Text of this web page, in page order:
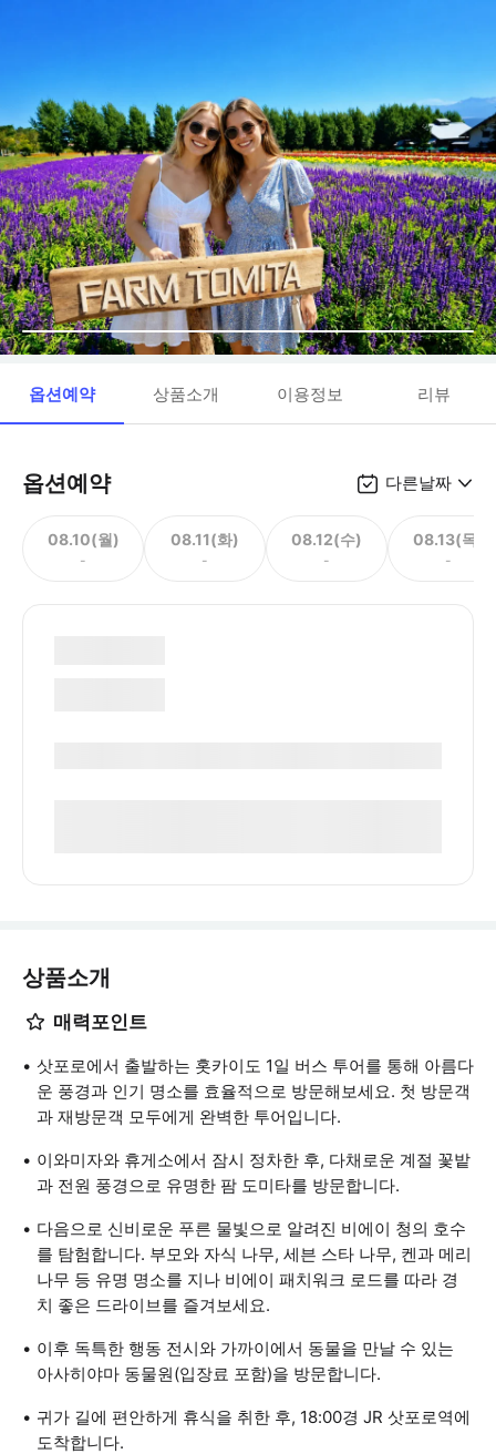
옵션예약 상품소개 이용정보 리뷰
옵션예약 다른날짜
08.10(월)
-
08.11(화)
-
08.12(수)
-
08.13(목)
-
상품소개
매력포인트
삿포로에서 출발하는 홋카이도 1일 버스 투어를 통해 아름다
운 풍경과 인기 명소를 효율적으로 방문해보세요. 첫 방문객
과 재방문객 모두에게 완벽한 투어입니다.
이와미자와 휴게소에서 잠시 정차한 후, 다채로운 계절 꽃밭
과 전원 풍경으로 유명한 팜 도미타를 방문합니다.
다음으로 신비로운 푸른 물빛으로 알려진 비에이 청의 호수
를 탐험합니다. 부모와 자식 나무, 세븐 스타 나무, 켄과 메리
나무 등 유명 명소를 지나 비에이 패치워크 로드를 따라 경
치 좋은 드라이브를 즐겨보세요.
이후 독특한 행동 전시와 가까이에서 동물을 만날 수 있는
아사히야마 동물원(입장료 포함)을 방문합니다.
귀가 길에 편안하게 휴식을 취한 후, 18:00경 JR 삿포로역에
도착합니다.